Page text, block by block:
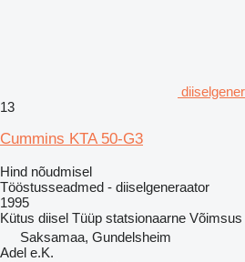
13
Cummins KTA 50-G3
Hind nõudmisel
Tööstusseadmed - diiselgeneraator
1995
Kütus diisel Tüüp statsionaarne Võimsus
Saksamaa, Gundelsheim
Adel e.K.